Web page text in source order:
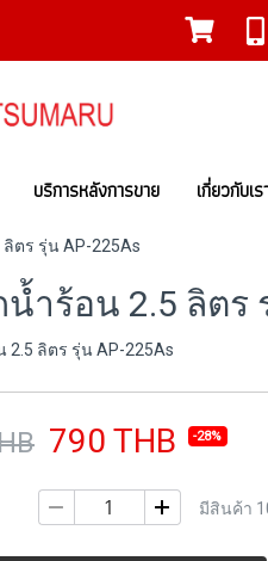
บริการหลังการขาย เกี่ยวกับเร
ตร รุ่น AP-225As
น้ำร้อน 2.5 ลิตร
2.5 ลิตร รุ่น AP-225As
790 THB -28%
มีสินค้า